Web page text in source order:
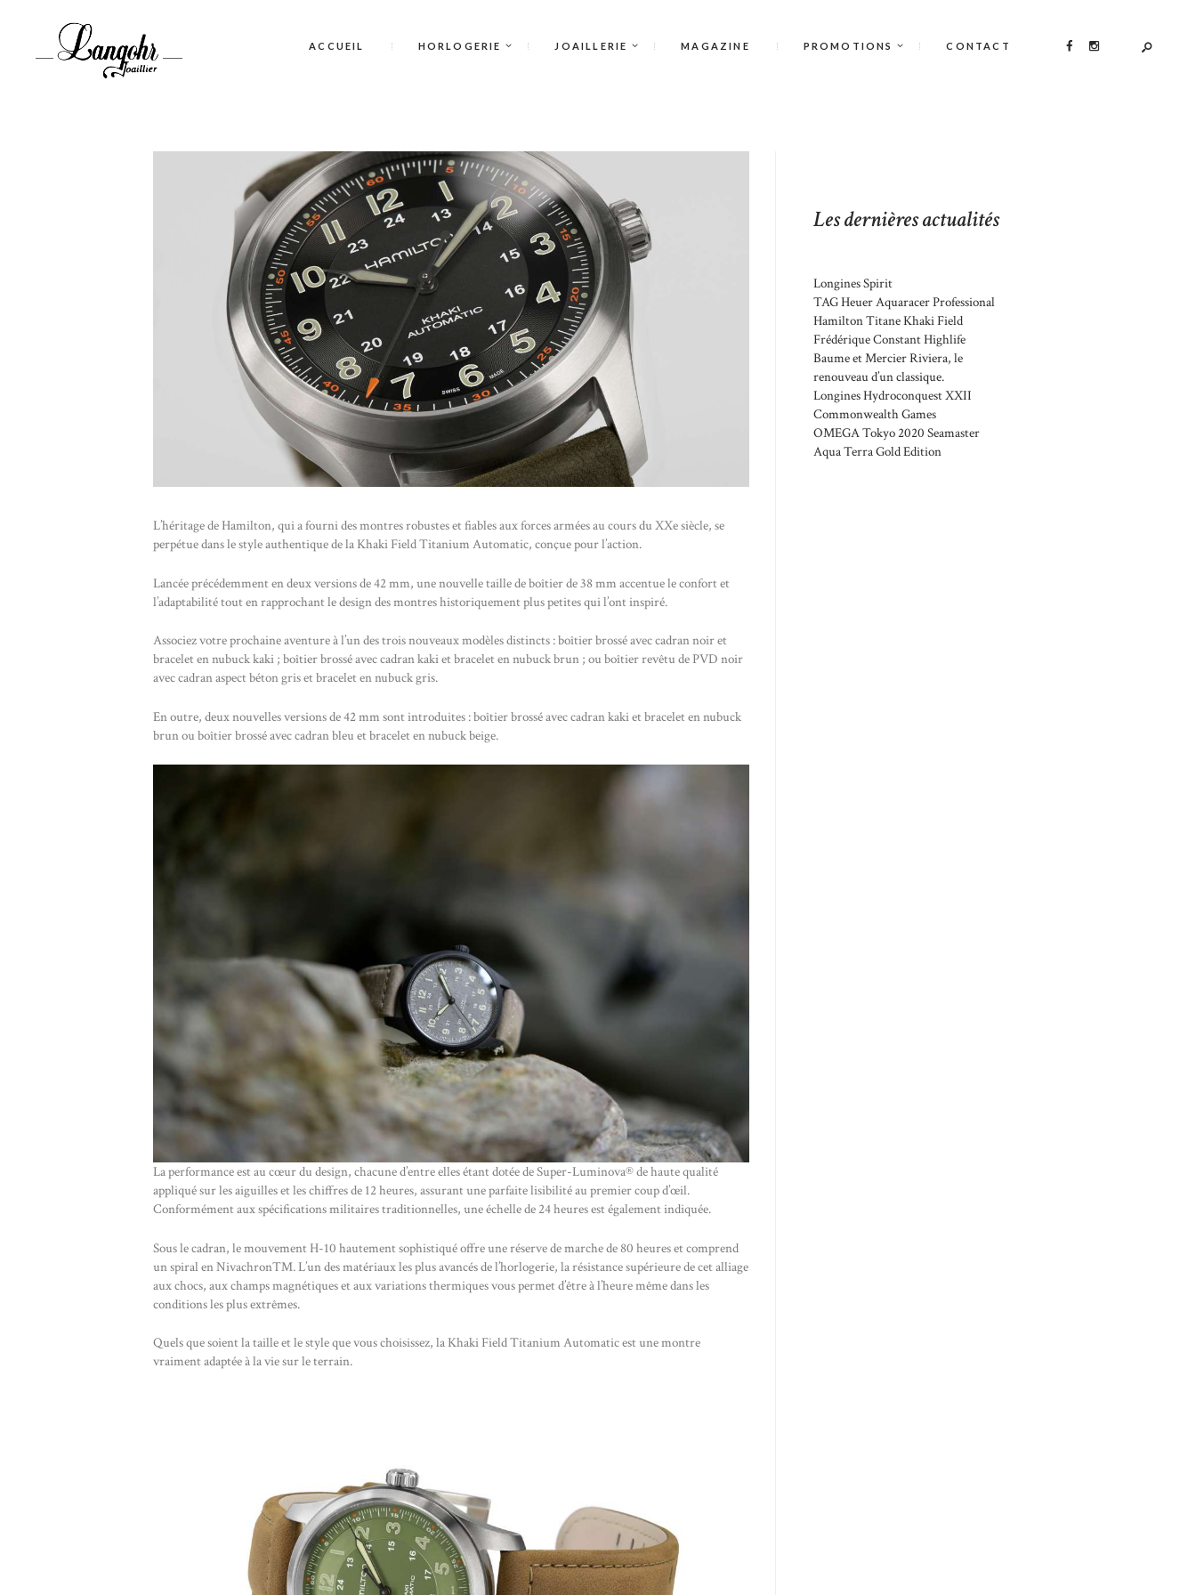
ACCUEIL HORLOGERIE JOAILLERIE MAGAZINE PROMOTIONS CONTACT
L’héritage de Hamilton, qui a fourni des montres robustes et fiables aux forces armées au cours du XXe siècle, se
perpétue dans le style authentique de la Khaki Field Titanium Automatic, conçue pour l’action.
Lancée précédemment en deux versions de 42 mm, une nouvelle taille de boîtier de 38 mm accentue le confort et
l’adaptabilité tout en rapprochant le design des montres historiquement plus petites qui l’ont inspiré.
Associez votre prochaine aventure à l’un des trois nouveaux modèles distincts : boîtier brossé avec cadran noir et
bracelet en nubuck kaki ; boîtier brossé avec cadran kaki et bracelet en nubuck brun ; ou boîtier revêtu de PVD noir
avec cadran aspect béton gris et bracelet en nubuck gris.
En outre, deux nouvelles versions de 42 mm sont introduites : boîtier brossé avec cadran kaki et bracelet en nubuck
brun ou boîtier brossé avec cadran bleu et bracelet en nubuck beige.
La performance est au cœur du design, chacune d’entre elles étant dotée de Super-Luminova® de haute qualité
appliqué sur les aiguilles et les chiffres de 12 heures, assurant une parfaite lisibilité au premier coup d’œil.
Conformément aux spécifications militaires traditionnelles, une échelle de 24 heures est également indiquée.
Sous le cadran, le mouvement H-10 hautement sophistiqué offre une réserve de marche de 80 heures et comprend
un spiral en Nivachron™. L’un des matériaux les plus avancés de l’horlogerie, la résistance supérieure de cet alliage
aux chocs, aux champs magnétiques et aux variations thermiques vous permet d’être à l’heure même dans les
conditions les plus extrêmes.
Quels que soient la taille et le style que vous choisissez, la Khaki Field Titanium Automatic est une montre
vraiment adaptée à la vie sur le terrain.
Les dernières actualités
Longines Spirit
TAG Heuer Aquaracer Professional
Hamilton Titane Khaki Field
Frédérique Constant Highlife
Baume et Mercier Riviera, le
renouveau d’un classique.
Longines Hydroconquest XXII
Commonwealth Games
OMEGA Tokyo 2020 Seamaster
Aqua Terra Gold Edition